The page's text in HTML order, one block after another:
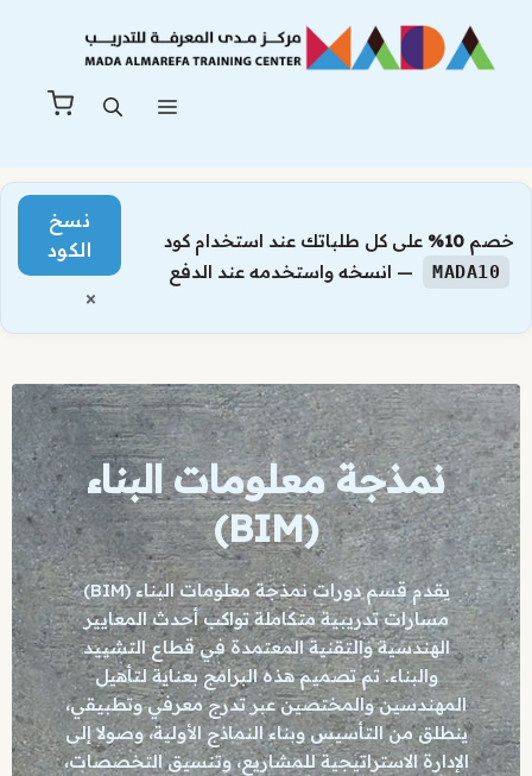
المحتوى
خصم 10% على كل طلباتك عند استخدام كود
MADA10 — انسخه واستخدمه عند الدفع
نسخ
الكود
×
نمذجة معلومات البناء
(BIM)
يقدم قسم دورات نمذجة معلومات البناء (BIM)
مسارات تدريبية متكاملة تواكب أحدث المعايير
الهندسية والتقنية المعتمدة في قطاع التشييد
والبناء. تم تصميم هذه البرامج بعناية لتأهيل
المهندسين والمختصين عبر تدرج معرفي وتطبيقي،
ينطلق من التأسيس وبناء النماذج الأولية، وصولا إلى
الإدارة الاستراتيجية للمشاريع، وتنسيق التخصصات،